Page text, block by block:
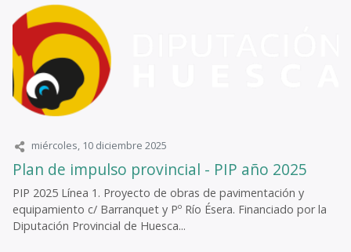
miércoles, 10 diciembre 2025
Plan de impulso provincial - PIP año 2025
PIP 2025 Línea 1. Proyecto de obras de pavimentación y
equipamiento c/ Barranquet y Pº Río Ésera. Financiado por la
Diputación Provincial de Huesca...